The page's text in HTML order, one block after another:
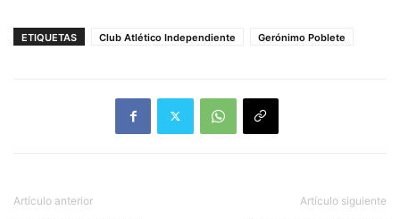
ETIQUETAS Club Atlético Independiente Gerónimo Poblete
Artículo anterior Artículo siguiente